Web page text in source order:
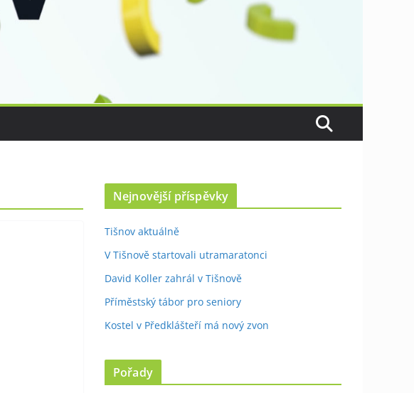
Nejnovější příspěvky
Tišnov aktuálně
V Tišnově startovali utramaratonci
David Koller zahrál v Tišnově
Příměstský tábor pro seniory
Kostel v Předklášteří má nový zvon
Pořady